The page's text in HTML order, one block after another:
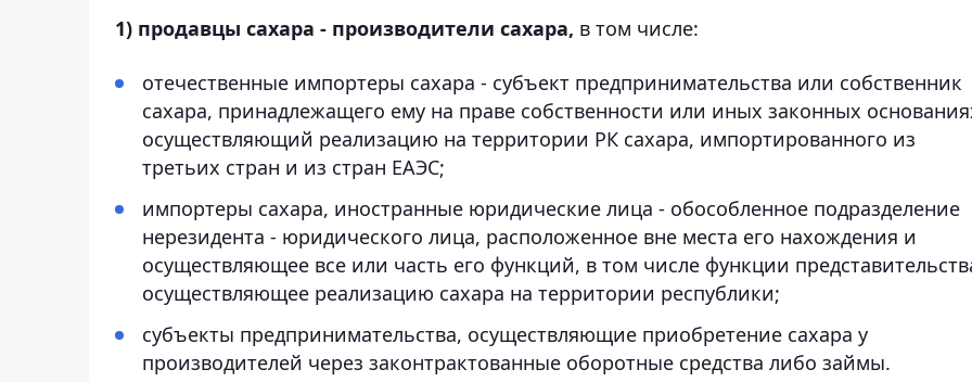
1) продавцы сахара - производители сахара, в том числе:
отечественные импортеры сахара - субъект предпринимательства или собственник
сахара, принадлежащего ему на праве собственности или иных законных
осуществляющий реализацию на территории РК сахара, импортированного из
третьих стран и из стран ЕАЭС;
импортеры сахара, иностранные юридические лица - обособленное подразделение
нерезидента - юридического лица, расположенное вне места его нахождения и
осуществляющее все или часть его функций, в том числе функции
осуществляющее реализацию сахара на территории республики;
субъекты предпринимательства, осуществляющие приобретение сахара у
производителей через законтрактованные оборотные средства либо займы.